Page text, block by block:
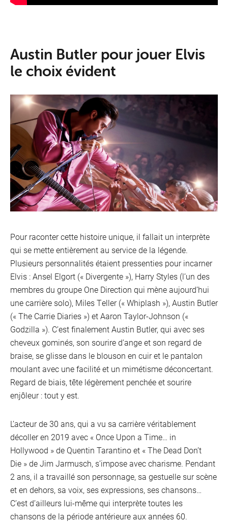
Austin Butler pour jouer Elvis
le choix évident
Pour raconter cette histoire unique, il fallait un interprète
qui se mette entièrement au service de la légende.
Plusieurs personnalités étaient pressenties pour incarner
Elvis : Ansel Elgort (« Divergente »), Harry Styles (l’un des
membres du groupe One Direction qui mène aujourd’hui
une carrière solo), Miles Teller (« Whiplash »), Austin Butler
(« The Carrie Diaries ») et Aaron Taylor-Johnson («
Godzilla »). C’est finalement Austin Butler, qui avec ses
cheveux gominés, son sourire d’ange et son regard de
braise, se glisse dans le blouson en cuir et le pantalon
moulant avec une facilité et un mimétisme déconcertant.
Regard de biais, tête légèrement penchée et sourire
enjôleur : tout y est.
L’acteur de 30 ans, qui a vu sa carrière véritablement
décoller en 2019 avec « Once Upon a Time… in
Hollywood » de Quentin Tarantino et « The Dead Don’t
Die » de Jim Jarmusch, s’impose avec charisme. Pendant
2 ans, il a travaillé son personnage, sa gestuelle sur scène
et en dehors, sa voix, ses expressions, ses chansons…
C’est d’ailleurs lui-même qui interprète toutes les
chansons de la période antérieure aux années 60.